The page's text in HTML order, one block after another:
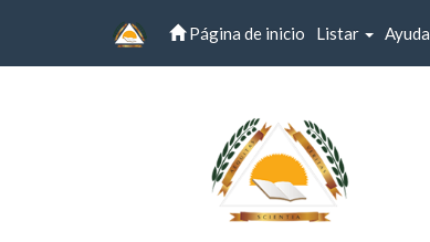
Página de inicio Listar Ayuda